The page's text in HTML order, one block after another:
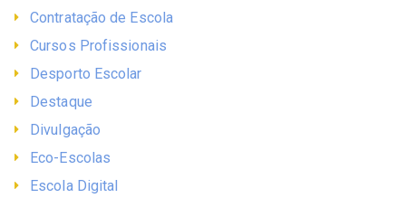
Contratação de Escola
Cursos Profissionais
Desporto Escolar
Destaque
Divulgação
Eco-Escolas
Escola Digital